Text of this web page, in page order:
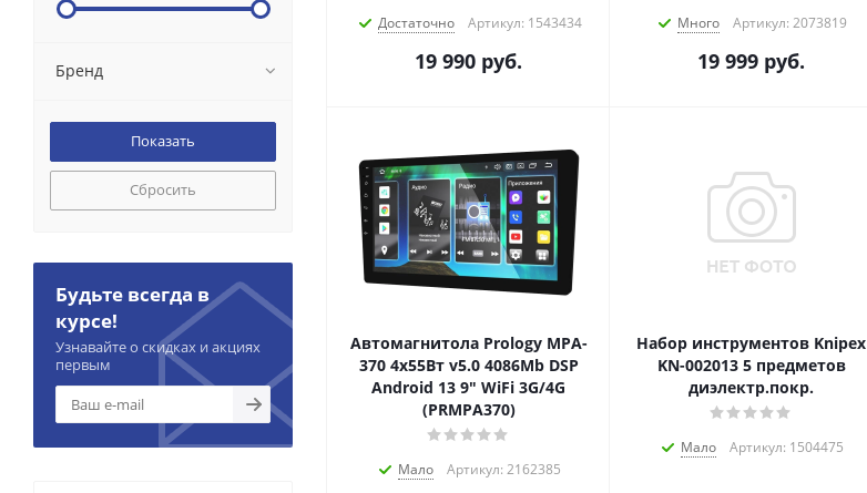
Достаточно Артикул: 1543434
19 990 руб.
Много Артикул: 2073819
19 999 руб.
Автомагнитола Prology MPA-
370 4x55Вт v5.0 4086Mb DSP
Android 13 9" WiFi 3G/4G
(PRMPA370)
Мало Артикул: 2162385
Набор инструментов Knipex
KN-002013 5 предметов
диэлектр.покр.
Мало Артикул: 1504475
Бренд
Сбросить
Будьте всегда в
курсе!
Узнавайте о скидках и акциях
первым